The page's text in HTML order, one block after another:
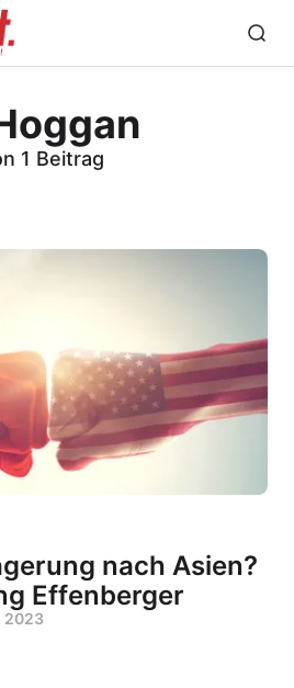
1 Beitrag
nach Asien?
Effenberger
2023